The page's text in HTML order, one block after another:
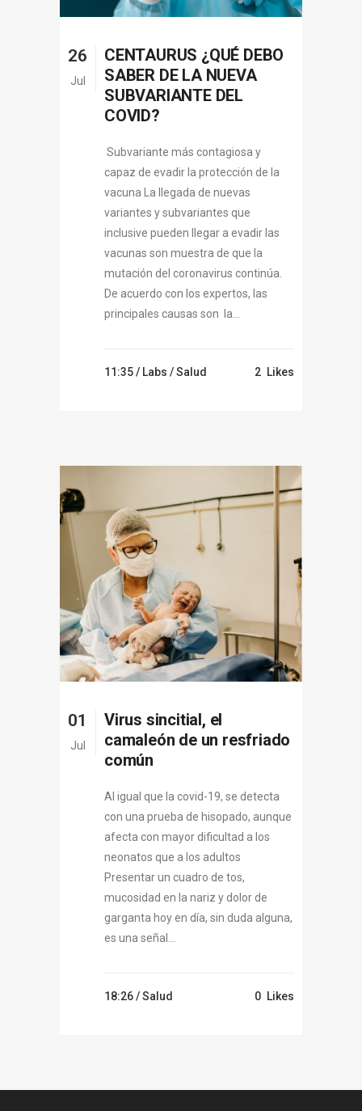
26
Jul
CENTAURUS ¿QUÉ DEBO
SABER DE LA NUEVA
SUBVARIANTE DEL
COVID?
Subvariante más contagiosa y
capaz de evadir la protección de la
vacuna La llegada de nuevas
variantes y subvariantes que
inclusive pueden llegar a evadir las
vacunas son muestra de que la
mutación del coronavirus continúa.
De acuerdo con los expertos, las
principales causas son la...
11:35 / Labs /Salud 2 Likes
01
Jul
Virus sincitial, el
camaleón de un resfriado
común
Al igual que la covid-19, se detecta
con una prueba de hisopado, aunque
afecta con mayor dificultad a los
neonatos que a los adultos
Presentar un cuadro de tos,
mucosidad en la nariz y dolor de
garganta hoy en día, sin duda alguna,
es una señal...
18:26 /Salud 0 Likes